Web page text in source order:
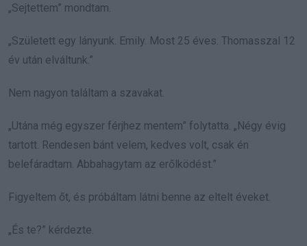
„Sejtettem” mondtam.
„Született egy lányunk. Emily. Most 25 éves. Thomasszal 12
év után elváltunk.”
Nem nagyon találtam a szavakat.
„Utána még egyszer férjhez mentem” folytatta. „Négy évig
tartott. Rendesen bánt velem, kedves volt, csak én
belefáradtam. Abbahagytam az erőlködést.”
Figyeltem őt, és próbáltam látni benne az eltelt éveket.
„És te?” kérdezte.